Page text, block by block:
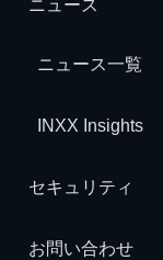
ニュース
ニュース一覧
INXX Insights
セキュリティ
お問い合わせ